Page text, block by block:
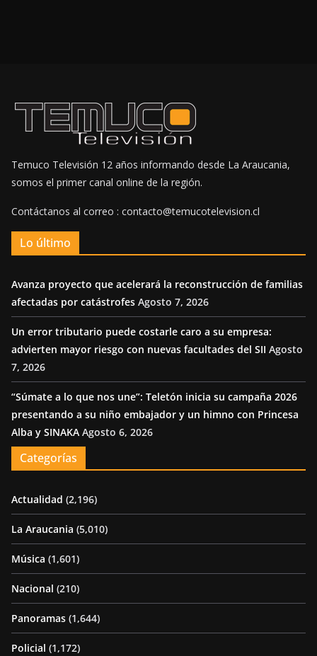
Temuco Televisión 12 años informando desde La Araucania,
somos el primer canal online de la región.
Contáctanos al correo : contacto@temucotelevision.cl
Lo último
Avanza proyecto que acelerará la reconstrucción de familias
afectadas por catástrofes Agosto 7, 2026
Un error tributario puede costarle caro a su empresa:
advierten mayor riesgo con nuevas facultades del SII Agosto
7, 2026
“Súmate a lo que nos une”: Teletón inicia su campaña 2026
presentando a su niño embajador y un himno con Princesa
Alba y SINAKA Agosto 6, 2026
Categorías
Actualidad (2,196)
La Araucania (5,010)
Música (1,601)
Nacional (210)
Panoramas (1,644)
Policial (1,172)